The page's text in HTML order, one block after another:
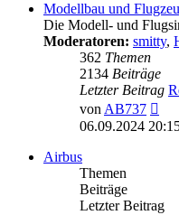
Modellbau und
Die Modell- und
Moderatoren: smitty,
362 Themen
2134 Beiträge
Letzter Beitrag
vonAB737
06.09.2024
Airbus
Themen
Beiträge
Letzter Beitrag